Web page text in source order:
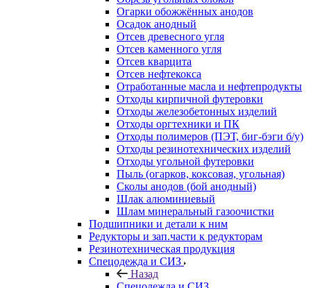
Огарки обожжённых анодов
Осадок анодный
Отсев древесного угля
Отсев каменного угля
Отсев кварцита
Отсев нефтекокса
Отработанные масла и нефтепродукты
Отходы кирпичной футеровки
Отходы железобетонных изделий
Отходы оргтехники и ПК
Отходы полимеров (ПЭТ, биг-бэги б/у)
Отходы резинотехнических изделий
Отходы угольной футеровки
Пыль (огарков, коксовая, угольная)
Сколы анодов (бой анодный)
Шлак алюминиевый
Шлам минеральный газоочистки
Подшипники и детали к ним
Редукторы и зап.части к редукторам
Резинотехническая продукция
Спецодежда и СИЗ
Назад